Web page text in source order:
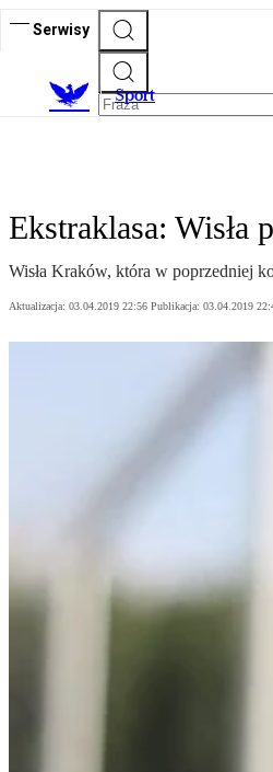
Serwisy
Sport
Ekstraklasa: Wisła
Wisła Kraków, która w poprzedniej
Aktualizacja: 03.04.2019 22:56 Publikacja: 03.04.2019